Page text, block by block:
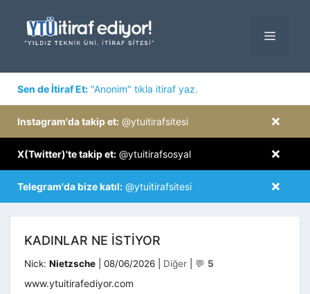
MENÜ
Sen de İtiraf Et: "Anonim" tıkla itiraf yaz.
×
Instagram'da takip et: @ytuitirafsitesi
×
X(Twitter)'te takip et: @ytuitirafsosyal
×
Telegram'da bize katıl: @ytuitirafsitesi
KADINLAR NE ISTIYOR
Nick: Nietzsche 08/06/2026 Kategoriler
Diğer 💬 5
www.ytuitirafediyor.com